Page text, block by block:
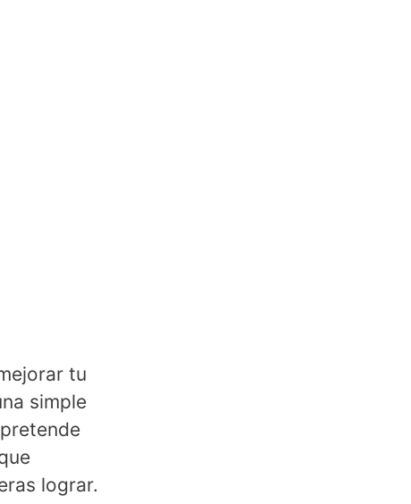
tu
simple
lograr.